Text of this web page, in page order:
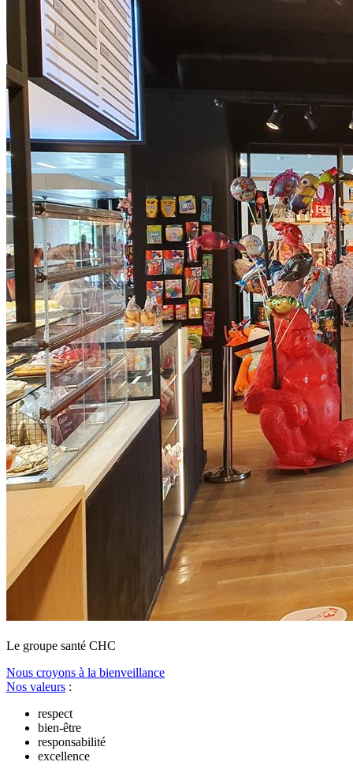
Le groupe santé CHC
Nous croyons à la bienveillance
Nos valeurs :
respect
bien-être
responsabilité
excellence